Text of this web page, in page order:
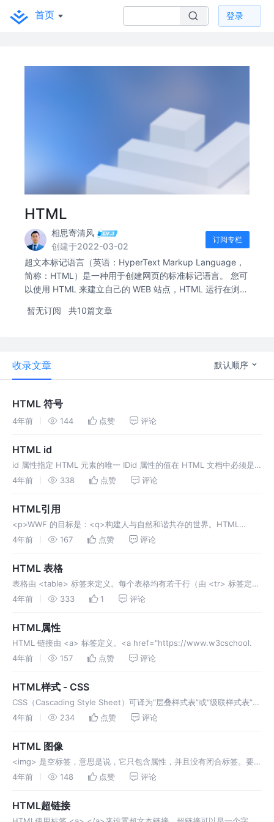
首页 登录
HTML
相思寄清风
创建于2022-03-02
订阅专栏
超文本标记语言（英语：HyperText Markup Language，
简称：HTML）是一种用于创建网页的标准标记语言。 您可
以使用 HTML 来建立自己的 WEB 站点，HTML 运行在浏览
暂无订阅 共10篇文章
收录文章 默认顺序
HTML 符号
4年前 144 点赞 评论
HTML id
​id​ 属性指定 HTML 元素的唯一 ID​id​ 属性的值在 HTML 文档中必须是
唯一的​id​ 属性用于指向样式表中的特定样式声明JavaScript 也可使用它
个 ​id​ 名称。下面的例子中...
4年前 338 点赞 评论
HTML引用
<p>WWF 的目标是：<q>构建人与自然和谐共存的世界。HTML
<blockquote> 元素定义被引用的节。浏览器通常会对 <blockquote>
cite="http://www.worldwildlife.org/who/in...
4年前 167 点赞 评论
HTML 表格
表格由 <table> 标签来定义。每个表格均有若干行（由 <tr> 标签定
义），每行被分割为若干单元格（由 <td> 标签定义）。字母 td 指表
本、图片、列表、段落、表单、水平线、表格等等。如果不定义边...
4年前 333 1 评论
HTML属性
HTML 链接由 <a> 标签定义。<a href="https://www.w3cschool.
4年前
157 点赞 评论
HTML样式 - CSS
CSS（Cascading Style Sheet）可译为“层叠样式表”或“级联样式表”，
它定义如何显示 HTML 元素，用于控制Web页面的外观。通过使用
储在样式表中，通常放在 部分或存储在 外部 CSS 文件...
4年前 234 点赞 评论
HTML 图像
<img> 是空标签，意思是说，它只包含属性，并且没有闭合标签。要在
页面上显示图像，你需要使用源属性（src）。从技术上讲，图像并不
标签中嵌套 <img> 标签，给图像添加到另一个文档的链接。URL 指...
4年前 148 点赞 评论
HTML超链接